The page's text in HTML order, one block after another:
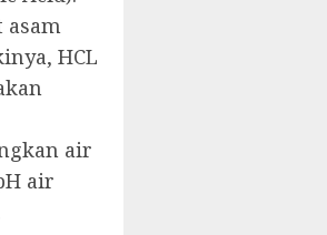
asam
HCL
air
air